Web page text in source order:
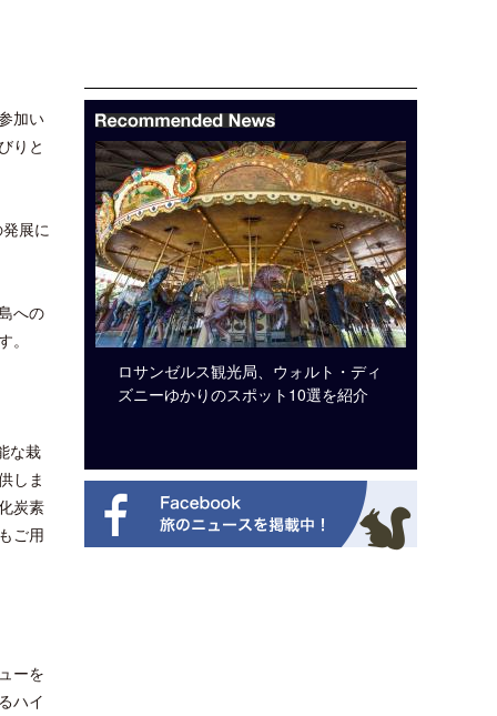
加い
りと
展に
への
な栽
しま
炭素
ご用
ーを
ハイ
ロサンゼルス観光局、ウォルト・ディ
ズニーゆかりのスポット10選を紹介